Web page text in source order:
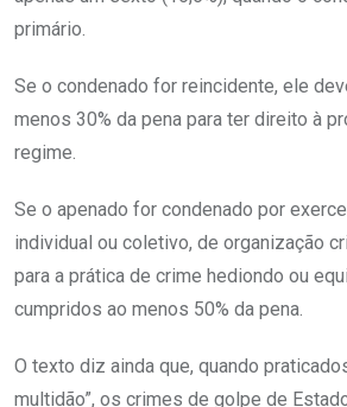
primário.
Se o condenado for reincidente, ele
menos 30% da pena para ter direito à
regime.
Se o apenado for condenado por
individual ou coletivo, de organização
para a prática de crime hediondo ou
cumpridos ao menos 50% da pena.
O texto diz ainda que, quando
multidão”, os crimes de golpe de